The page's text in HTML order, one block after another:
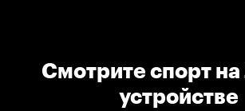
Смотрите спорт
устройстве